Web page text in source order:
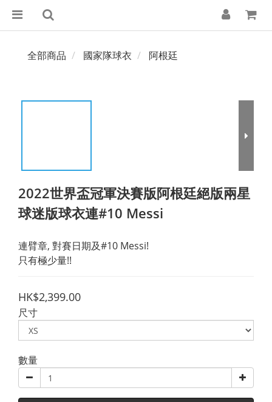
全部商品 國家隊球衣 阿根廷
2022世界盃冠軍決賽版阿根廷絕版兩星
球迷版球衣連#10 Messi
連臂章, 對賽日期及#10 Messi!
只有極少量!!
HK$2,399.00
尺寸
數量